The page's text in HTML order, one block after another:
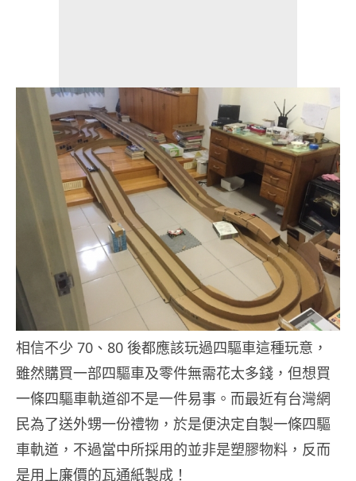
相信不少 70、80 後都應該玩過四驅車這種玩意，
雖然購買一部四驅車及零件無需花太多錢，但想買
一條四驅車軌道卻不是一件易事。而最近有台灣網
民為了送外甥一份禮物，於是便決定自製一條四驅
車軌道，不過當中所採用的並非是塑膠物料，反而
是用上廉價的瓦通紙製成！